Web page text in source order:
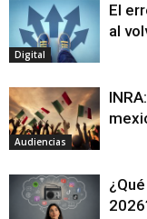
Digital
El
al
Audiencias